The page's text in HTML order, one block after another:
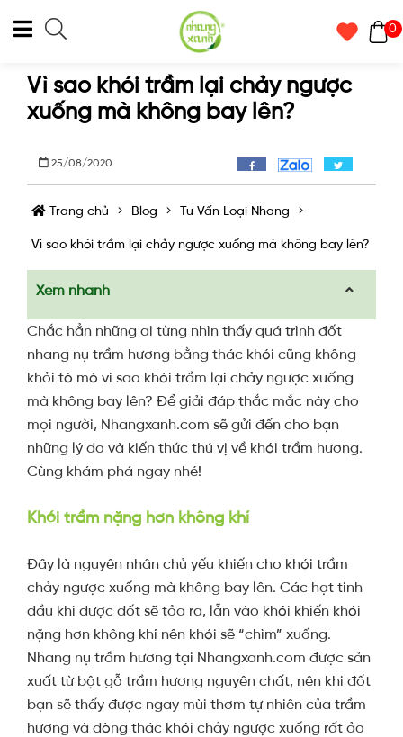
0
Vì sao khói trầm lại chảy ngược
xuống mà không bay lên?
25/08/2020
Trang chủ Blog Tư Vấn Loại Nhang
Vì sao khói trầm lại chảy ngược xuống mà không bay lên?
Xem nhanh
Chắc hẳn những ai từng nhìn thấy quá trình đốt
nhang nụ trầm hương bằng thác khói cũng không
khỏi tò mò vì sao khói trầm lại chảy ngược xuống
mà không bay lên? Để giải đáp thắc mắc này cho
mọi người, Nhangxanh.com sẽ gửi đến cho bạn
những lý do và kiến thức thú vị về khói trầm hương.
Cùng khám phá ngay nhé!
Khói trầm nặng hơn không khí
Đây là nguyên nhân chủ yếu khiến cho khói trầm
chảy ngược xuống mà không bay lên. Các hạt tinh
dầu khi được đốt sẽ tỏa ra, lẫn vào khói khiến khói
nặng hơn không khí nên khói sẽ “chìm” xuống.
Nhang nụ trầm hương tại Nhangxanh.com được sản
xuất từ bột gỗ trầm hương nguyên chất, nên khi đốt
bạn sẽ thấy được ngay mùi thơm tự nhiên của trầm
hương và dòng thác khói chảy ngược xuống rất ảo